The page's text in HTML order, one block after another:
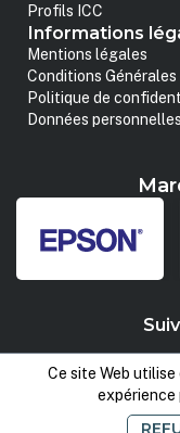
Profils ICC
Informations
Mentions légales
Conditions Générales
Politique de
Données personnelles
Ce site Web
expérience